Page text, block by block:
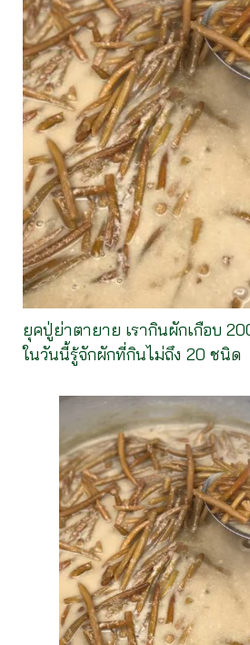
ยุคปู่ย่าตายาย เรากินผักเกือบ
ในวันนี้รู้จักผักที่กินไม่ถึง 20 ชนิด